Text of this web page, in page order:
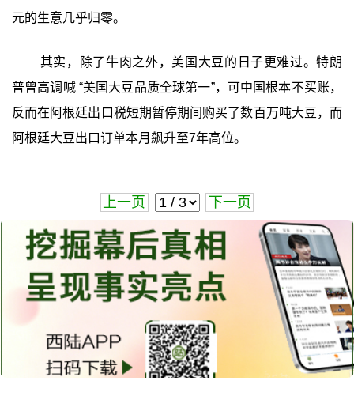
元的生意几乎归零。
其实，除了牛肉之外，美国大豆的日子更难过。特朗
普曾高调喊 “美国大豆品质全球第一”，可中国根本不买账，
反而在阿根廷出口税短期暂停期间购买了数百万吨大豆，而
阿根廷大豆出口订单本月飙升至7年高位。
上一页 下一页